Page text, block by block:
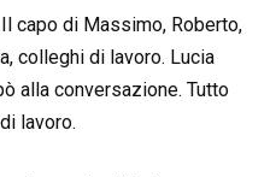
capo di Massimo, Roberto,
colleghi di lavoro. Lucia
alla conversazione. Tutto
lavoro.